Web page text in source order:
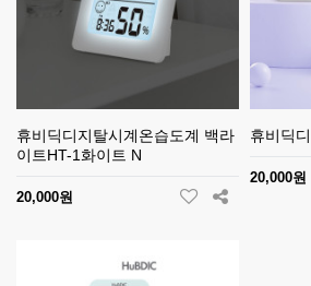
휴비딕디지탈시계온습도계 백라
이트HT-1화이트 N
20,000원
휴비딕
20,000원